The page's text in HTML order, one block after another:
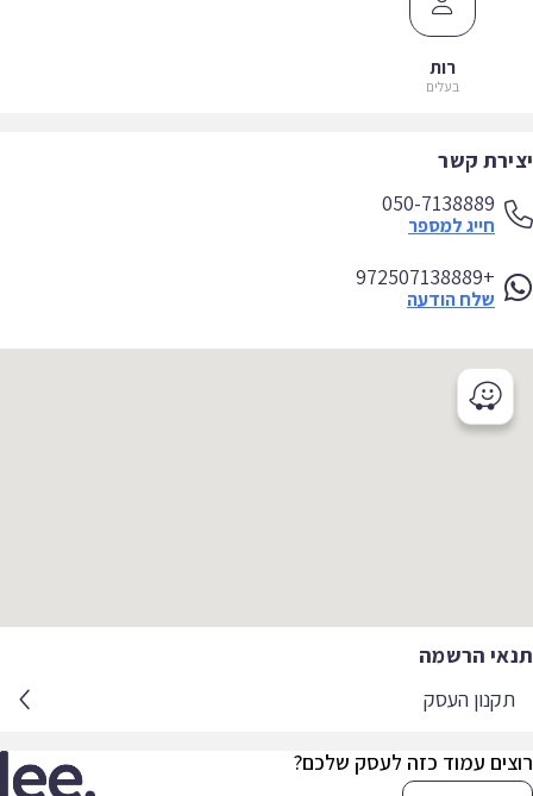
רות
בעלים
קשר
050-7138889
חייג למספר
+972507138889
שלח הודעה
הרשמה
תקנון העסק
עמוד כזה לעסק שלכם?